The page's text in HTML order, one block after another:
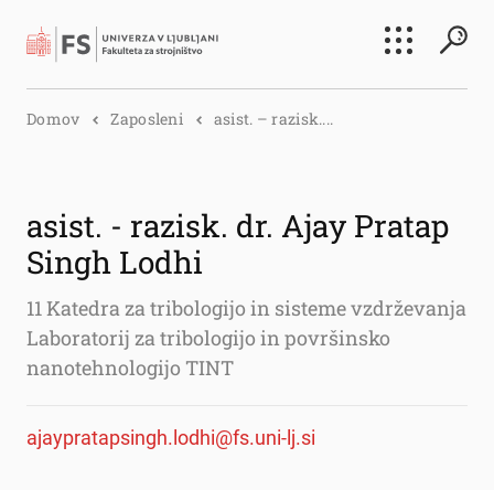
Išči
Domov Zaposleni asist. – razisk....
asist. - razisk. dr. Ajay Pratap
Singh Lodhi
11 Katedra za tribologijo in sisteme vzdrževanja
Laboratorij za tribologijo in površinsko
nanotehnologijo TINT
ajaypratapsingh.lodhi@fs.uni-lj.si